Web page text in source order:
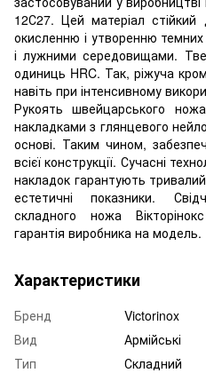
12С27. Цей матеріал стійкий
окисленню і утворенню
і лужними середовищами.
одиниць HRC. Так, ріжуча
навіть при інтенсивному
Рукоять швейцарського
накладками з глянцевого
основі. Таким чином,
всієї конструкції. Сучасні
накладок гарантують тривалий
естетичні показники.
складного ножа
гарантія виробника на модель.
Характеристики
Бренд
Victorinox
Вид
Армійські
Тип
Складний